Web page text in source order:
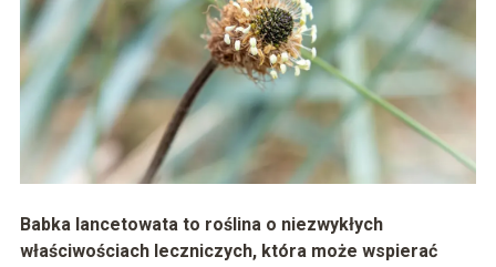
Babka lancetowata to roślina o niezwykłych
właściwościach leczniczych, która może wspierać